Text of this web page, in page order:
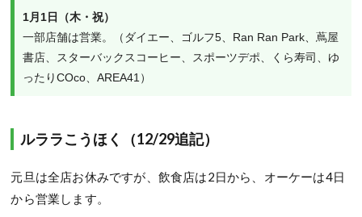
1月1日（木・祝）
一部店舗は営業。（ダイエー、ゴルフ5、Ran Ran Park、蔦屋
書店、スターバックスコーヒー、スポーツデポ、くら寿司、ゆ
ったりCOco、AREA41）
ルララこうほく（12/29追記）
元旦は全店お休みですが、飲食店は2日から、オーケーは4日
から営業します。